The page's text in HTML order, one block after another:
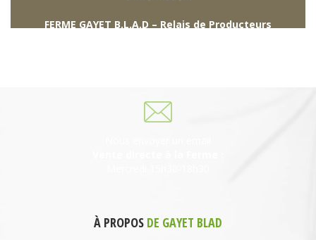
FERME GAYET B.L.A.D – Relais de Producteurs
À PROPOS DE GAYET BLAD